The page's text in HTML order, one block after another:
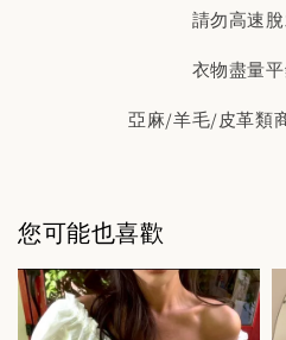
請勿高速
衣物盡量
亞麻/羊毛/皮革類
您可能也喜歡